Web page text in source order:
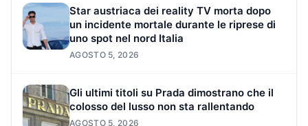
Star austriaca dei reality TV morta dopo
un incidente mortale durante le riprese di
uno spot nel nord Italia
AGOSTO 5, 2026
Gli ultimi titoli su Prada dimostrano che il
colosso del lusso non sta rallentando
AGOSTO 5, 2026